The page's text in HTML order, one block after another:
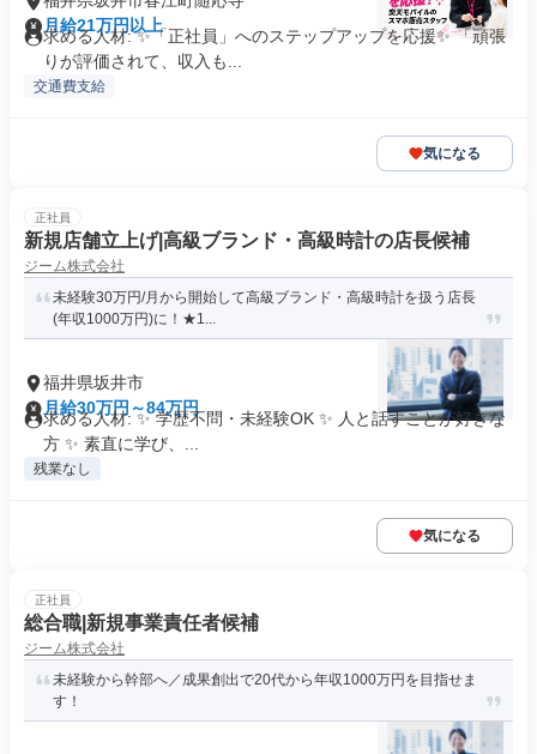
月給21万円以上
求める人材: ✨「正社員」へのステップアップを応援✨ 「頑張
りが評価されて、収入も...
交通費支給
気になる
正社員
新規店舗立上げ|高級ブランド・高級時計の店長候補
ジーム株式会社
未経験30万円/月から開始して高級ブランド・高級時計を扱う店長
(年収1000万円)に！★1...
福井県坂井市
月給30万円～84万円
求める人材: ✨ 学歴不問・未経験OK ✨ 人と話すことが好きな
方 ✨ 素直に学び、...
残業なし
気になる
正社員
総合職|新規事業責任者候補
ジーム株式会社
未経験から幹部へ／成果創出で20代から年収1000万円を目指せま
す！